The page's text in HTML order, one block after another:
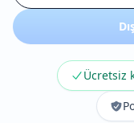
Ücretsiz